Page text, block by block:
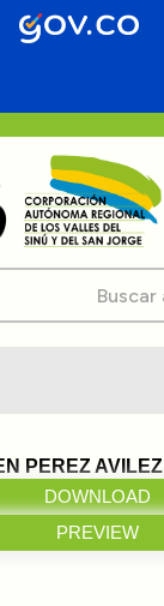
PEREZ AVILEZ
DOWNLOAD
PREVIEW